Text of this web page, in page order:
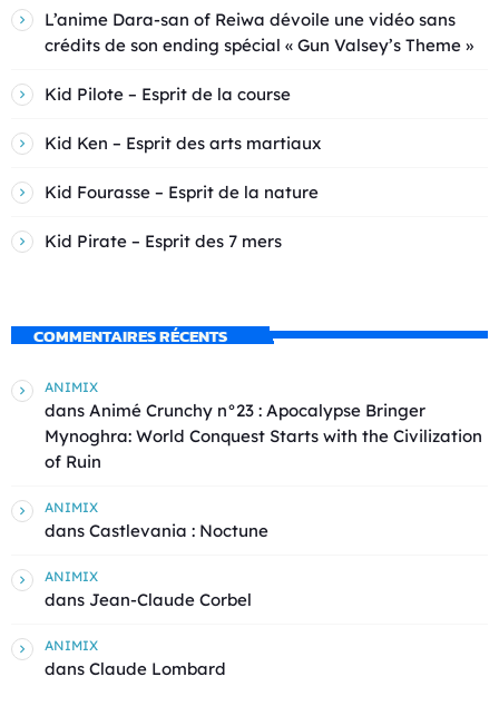
L’anime Dara-san of Reiwa dévoile une vidéo sans
crédits de son ending spécial « Gun Valsey’s Theme »
Kid Pilote – Esprit de la course
Kid Ken – Esprit des arts martiaux
Kid Fourasse – Esprit de la nature
Kid Pirate – Esprit des 7 mers
COMMENTAIRES RÉCENTS
ANIMIX
dans Animé Crunchy n°23 : Apocalypse Bringer
Mynoghra: World Conquest Starts with the Civilization
of Ruin
ANIMIX
dans Castlevania : Noctune
ANIMIX
dans Jean-Claude Corbel
ANIMIX
dans Claude Lombard